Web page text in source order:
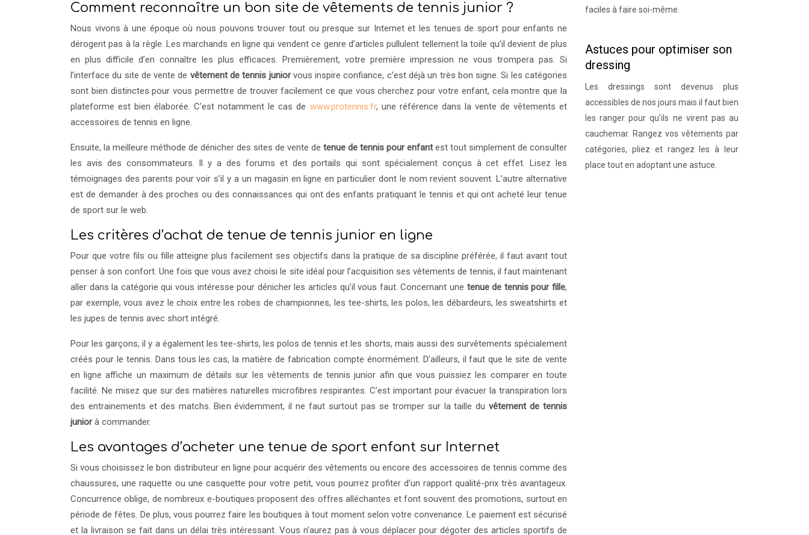
Comment reconnaître un bon site de vêtements de tennis junior ?
Nous vivons à une époque où nous pouvons trouver tout ou presque sur Internet et les tenues de sport pour enfants ne
dérogent pas à la règle. Les marchands en ligne qui vendent ce genre d’articles pullulent tellement la toile qu’il devient de plus
en plus difficile d’en connaître les plus efficaces. Premièrement, votre première impression ne vous trompera pas. Si
l’interface du site de vente de vêtement de tennis juniorvous inspire confiance, c’est déjà un très bon signe. Si les catégories
sont bien distinctes pour vous permettre de trouver facilement ce que vous cherchez pour votre enfant, cela montre que la
plateforme est bien élaborée. C’est notamment le cas de www.protennis.fr, une référence dans la vente de vêtements et
accessoires de tennis en ligne.
Ensuite, la meilleure méthode de dénicher des sites de vente de tenue de tennis pour enfantest tout simplement de consulter
les avis des consommateurs. Il y a des forums et des portails qui sont spécialement conçus à cet effet. Lisez les
témoignages des parents pour voir s’il y a un magasin en ligne en particulier dont le nom revient souvent. L’autre alternative
est de demander à des proches ou des connaissances qui ont des enfants pratiquant le tennis et qui ont acheté leur tenue
de sport sur le web.
Les critères d’achat de tenue de tennis junior en ligne
Pour que votre fils ou fille atteigne plus facilement ses objectifs dans la pratique de sa discipline préférée, il faut avant tout
penser à son confort. Une fois que vous avez choisi le site idéal pour l’acquisition ses vêtements de tennis, il faut maintenant
aller dans la catégorie qui vous intéresse pour dénicher les articles qu’il vous faut. Concernant une tenue de tennis pour fille,
par exemple, vous avez le choix entre les robes de championnes, les tee-shirts, les polos, les débardeurs, les sweatshirts et
les jupes de tennis avec short intégré.
Pour les garçons, il y a également les tee-shirts, les polos de tennis et les shorts, mais aussi des survêtements spécialement
créés pour le tennis. Dans tous les cas, la matière de fabrication compte énormément. D’ailleurs, il faut que le site de vente
en ligne affiche un maximum de détails sur les vêtements de tennis junior afin que vous puissiez les comparer en toute
facilité. Ne misez que sur des matières naturelles microfibres respirantes. C’est important pour évacuer la transpiration lors
des entrainements et des matchs. Bien évidemment, il ne faut surtout pas se tromper sur la taille du vêtement de tennis
juniorà commander.
Les avantages d’acheter une tenue de sport enfant sur Internet
Si vous choisissez le bon distributeur en ligne pour acquérir des vêtements ou encore des accessoires de tennis comme des
chaussures, une raquette ou une casquette pour votre petit, vous pourrez profiter d’un rapport qualité-prix très avantageux.
Concurrence oblige, de nombreux e-boutiques proposent des offres alléchantes et font souvent des promotions, surtout en
période de fêtes. De plus, vous pourrez faire les boutiques à tout moment selon votre convenance. Le paiement est sécurisé
et la livraison se fait dans un délai très intéressant. Vous n’aurez pas à vous déplacer pour dégoter des articles sportifs de
faciles à faire soi-même.
Astuces pour optimiser son
dressing
Les dressings sont devenus plus
accessibles de nos jours mais il faut bien
les ranger pour qu’ils ne virent pas au
cauchemar. Rangez vos vêtements par
catégories, pliez et rangez les à leur
place tout en adoptant une astuce.